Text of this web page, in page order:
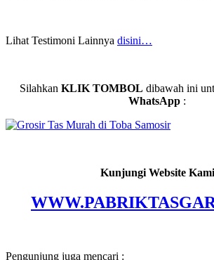
Lihat Testimoni Lainnya disini…
Silahkan KLIK TOMBOL dibawah ini
WhatsApp :
Kunjungi Website Kami
Pengunjung juga mencari :